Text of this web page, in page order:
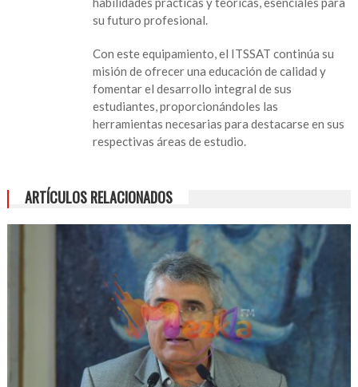
su futuro profesional.
Con este equipamiento, el ITSSAT continúa su
misión de ofrecer una educación de calidad y
fomentar el desarrollo integral de sus
estudiantes, proporcionándoles las
herramientas necesarias para destacarse en sus
respectivas áreas de estudio.
ARTÍCULOS RELACIONADOS